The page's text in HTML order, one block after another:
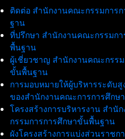
ติดต่อ สำนักงานคณะกรรมการ
ฐาน
ที่ปรึกษา สำนักงานคณะกรรมก
พื้นฐาน
ผู้เชี่ยวชาญ สำนักงานคณะกรรม
ขั้นพื้นฐาน
การมอบหมายให้ผู้บริหารระดับ
ของสำนักงานคณะการการศึกษ
โครงสร้างการบริหารงาน สำนั
กรรมการการศึกษาขั้นพื้นฐาน
ผังโครงสร้างการแบ่งส่วนราชก